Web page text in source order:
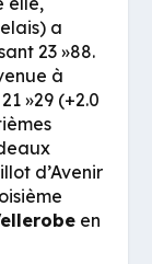
a
23 »88.
à
»29 (+2.0
d’Avenir
en